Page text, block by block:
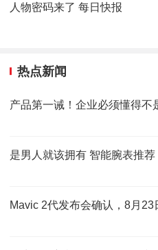
人物密码来了 每日快报
热点新闻
产品第一诫！企业必须懂得不
是男人就该拥有 智能腕表推荐
Mavic 2代发布会确认，8月23